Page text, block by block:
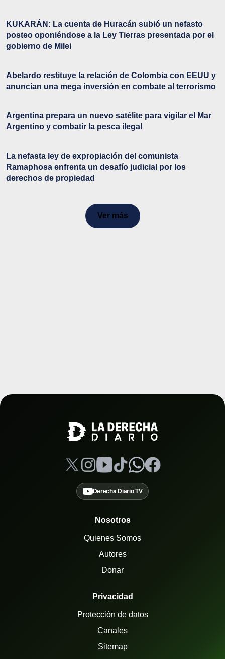
KUKARÁN: La cuenta de Huracán subió un nefasto
posteo oponiéndose a la Ley Tierras presentada por el
gobierno de Milei
Abelardo restituye la relación de Colombia con EEUU y
anuncian una mega inversión en combate al terrorismo
Argentina prepara un nuevo satélite para vigilar el Mar
Argentino y combatir la pesca ilegal
La nefasta ley de expropiación del comunista
Ramaphosa enfrenta un desafío judicial por los
derechos de propiedad
Ver más
Derecha Diario TV
Nosotros
Quienes Somos
Autores
Donar
Privacidad
Protección de datos
Canales
Sitemap